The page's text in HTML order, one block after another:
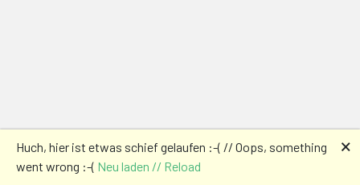
Huch, hier ist etwas schief gelaufen :-( // Oops, something
went wrong :-( Neu laden // Reload
🗙